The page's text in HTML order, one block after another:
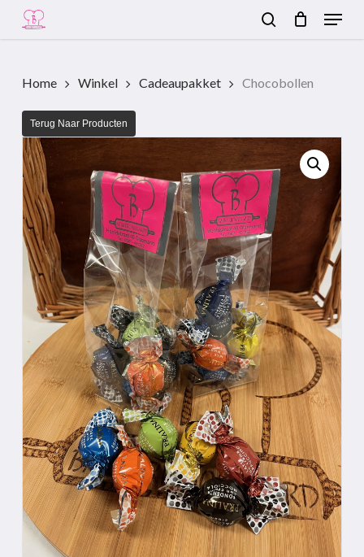
content
Menu
Home Winkel Cadeaupakket Chocobollen
Terug Naar Producten